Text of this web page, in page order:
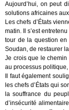
Aujourd’hui, on peut
solutions africaines
Les chefs d’États
matin. Il s’est
tour de la question en
Soudan, de restaurer
Je crois que le
au processus
Il faut également
les chefs d’États qui
la souffrance du
d’insécurité